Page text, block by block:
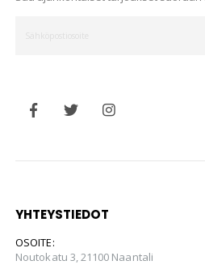
YHTEYSTIEDOT
OSOITE:
Noutokatu 3, 21100 Naantali